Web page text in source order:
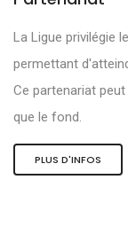
La Ligue privilégie
permettant
Ce partenariat
que le fond.
PLUS D'INFOS